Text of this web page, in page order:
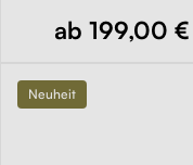
ab 199,00 €
Neuheit